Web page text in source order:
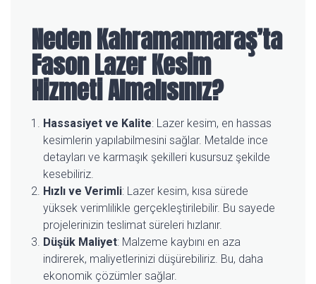
NedenKahramanmaraş’ta
Fason Lazer Kesim
Hizmeti Almalısınız?
Hassasiyet ve Kalite: Lazer kesim, en hassas
kesimlerin yapılabilmesini sağlar. Metalde ince
detayları ve karmaşık şekilleri kusursuz şekilde
kesebiliriz.
Hızlı ve Verimli: Lazer kesim, kısa sürede
yüksek verimlilikle gerçekleştirilebilir. Bu sayede
projelerinizin teslimat süreleri hızlanır.
Düşük Maliyet: Malzeme kaybını en aza
indirerek, maliyetlerinizi düşürebiliriz. Bu, daha
ekonomik çözümler sağlar.